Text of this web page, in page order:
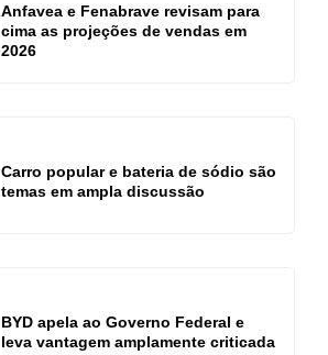
Anfavea e Fenabrave revisam para
cima as projeções de vendas em
2026
Carro popular e bateria de sódio são
temas em ampla discussão
BYD apela ao Governo Federal e
leva vantagem amplamente criticada